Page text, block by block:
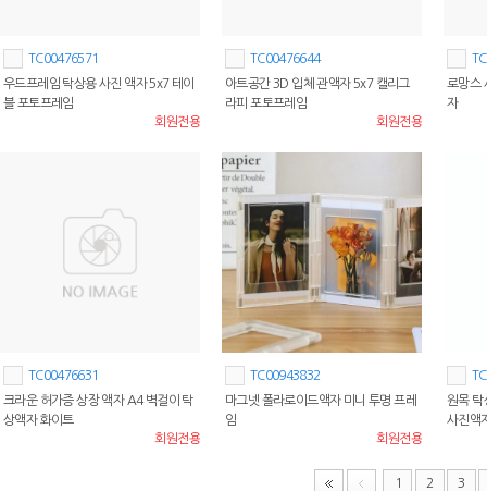
TC00476571
우드프레임 탁상용 사진 액자 5x7 테이
블 포토프레임
회원전용
TC00476644
아트공간 3D 입체 관액자 5x7 캘리그
라피 포토프레임
회원전용
로망스
자
TC00476631
크라운 허가증 상장 액자 A4 벽걸이 탁
상액자 화이트
회원전용
TC00943832
마그넷 폴라로이드액자 미니 투명 프레
임
회원전용
원목
사진액
1 2 3